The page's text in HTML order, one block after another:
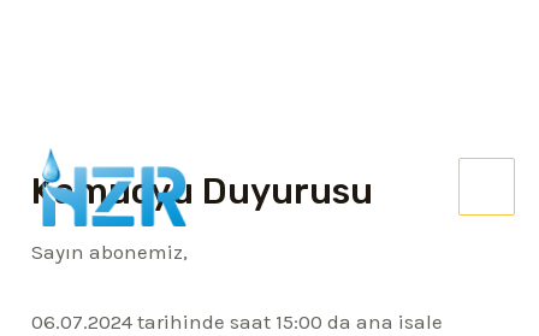
Kamuoyu Duyurusu
Sayın abonemiz,
06.07.2024 tarihinde saat 15:00 da ana isale